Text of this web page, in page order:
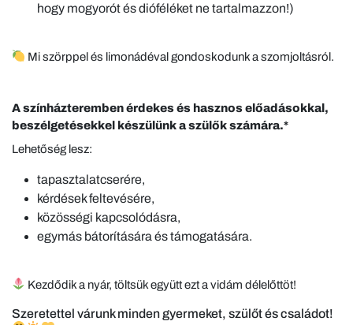
hogy mogyorót és dióféléket ne tartalmazzon!)
Mi szörppel és limonádéval gondoskodunk a szomjoltásról.
A színházteremben érdekes és hasznos előadásokkal,
beszélgetésekkel készülünk a szülők számára.*
Lehetőség lesz:
tapasztalatcserére,
kérdések feltevésére,
közösségi kapcsolódásra,
egymás bátorítására és támogatására.
Kezdődik a nyár, töltsük együtt ezt a vidám délelőttöt!
Szeretettel várunk minden gyermeket, szülőt és családot!